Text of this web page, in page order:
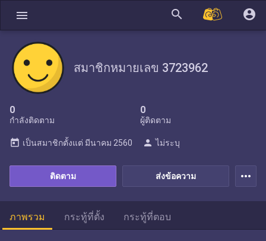
menu search account_circle
สมาชิกหมายเลข 3723962
0
กำลังติดตาม
0
ผู้ติดตาม
ส่งข้อความ
ติดตาม
today เป็นสมาชิกตั้งแต่ มีนาคม 2560 person ไม่ระบุ
more_horiz
ภาพรวม กระทู้ที่ตั้ง กระทู้ที่ตอบ